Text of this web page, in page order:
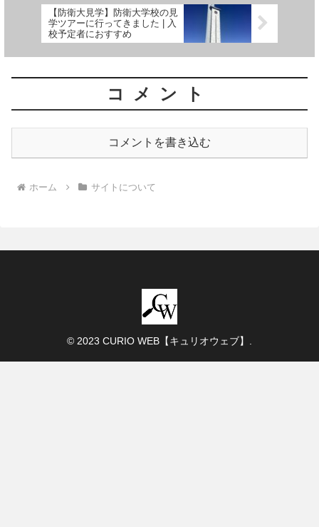
【防衛大見学】防衛大学校の見
学ツアーに行ってきました | 入
校予定者におすすめ
コメント
コメントを書き込む
ホーム サイトについて
© 2023 CURIO WEB【キュリオウェブ】.